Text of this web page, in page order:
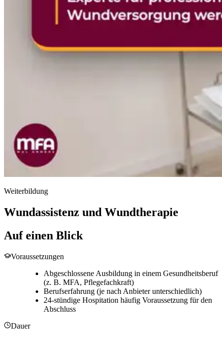
Weiterbildung
Wundassistenz und Wundtherapie
Auf einen Blick
Voraussetzungen
Abgeschlossene Ausbildung in einem Gesundheitsberuf
(z. B. MFA, Pflegefachkraft)
Berufserfahrung (je nach Anbieter unterschiedlich)
24-stündige Hospitation häufig Voraussetzung für den
Abschluss
Dauer